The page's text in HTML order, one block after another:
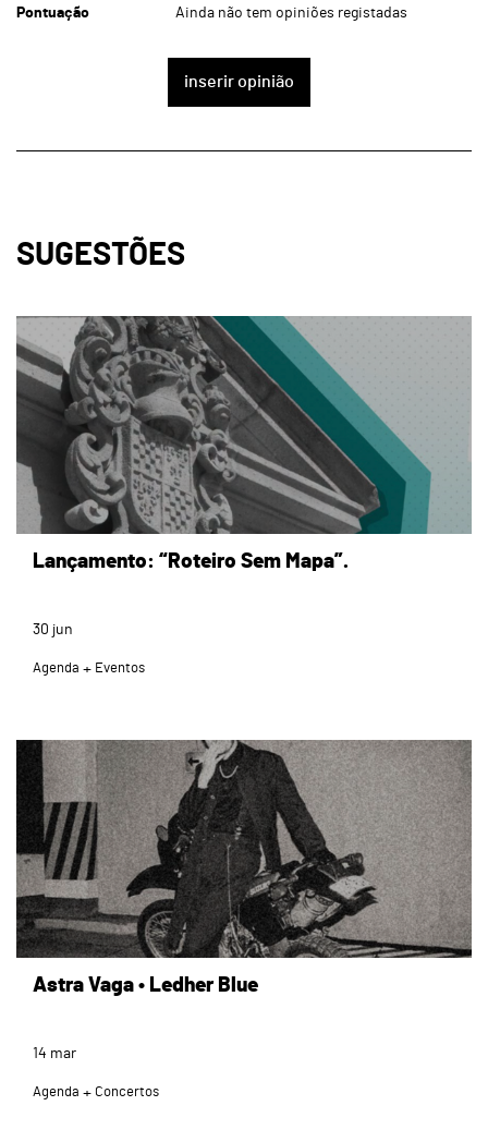
Pontuação Ainda não tem opiniões registadas
inserir opinião
SUGESTÕES
Lançamento: “Roteiro Sem Mapa”.
30 jun
Agenda Eventos
page
Astra Vaga • Ledher Blue
14 mar
Agenda Concertos